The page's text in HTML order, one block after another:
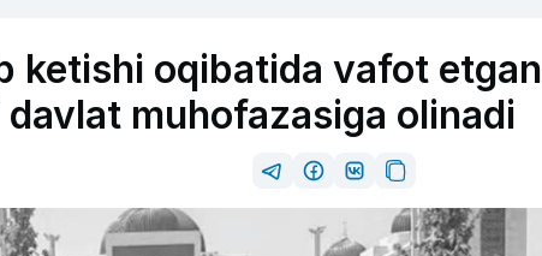
ketishi oqibatida vafot etgan
muhofazasiga olinadi